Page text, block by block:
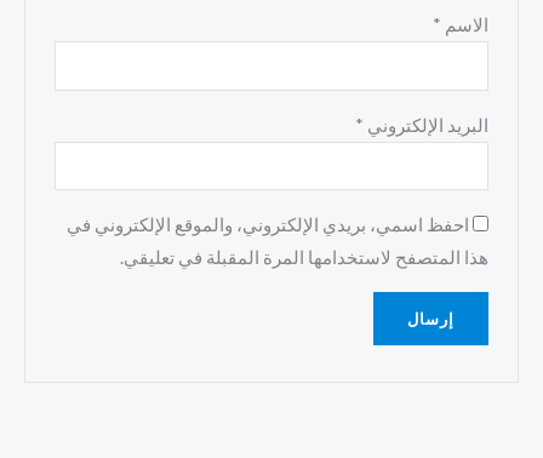
الاسم *
البريد الإلكتروني *
احفظ اسمي، بريدي الإلكتروني، والموقع الإلكتروني في
هذا المتصفح لاستخدامها المرة المقبلة في تعليقي.